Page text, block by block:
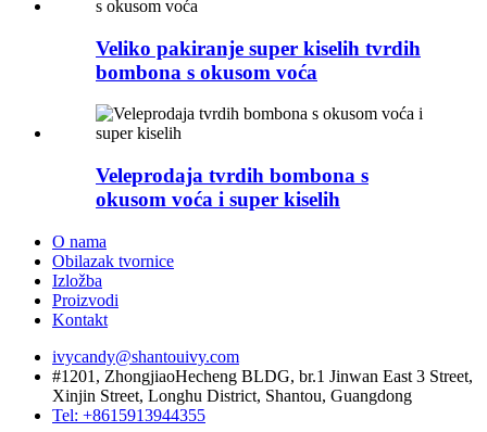
Veliko pakiranje super kiselih tvrdih
bombona s okusom voća
Veleprodaja tvrdih bombona s
okusom voća i super kiselih
O nama
Obilazak tvornice
Izložba
Proizvodi
Kontakt
ivycandy@shantouivy.com
#1201, ZhongjiaoHecheng BLDG, br.1 Jinwan East 3 Street,
Xinjin Street, Longhu District, Shantou, Guangdong
Tel: +8615913944355